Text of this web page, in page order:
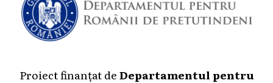
Proiect finanțat deDepartamentul pentru